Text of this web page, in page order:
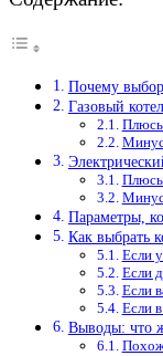
Почему выбор
Газовый
Плюсы
Плюсы
Параметры,
Как выбрать
Если
Если
Если
Если
Выводы: что